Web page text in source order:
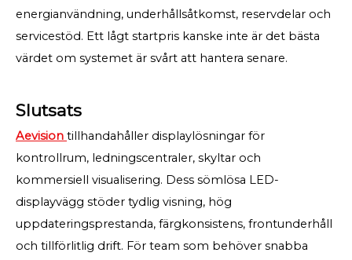
energianvändning, underhållsåtkomst, reservdelar och
servicestöd. Ett lågt startpris kanske inte är det bästa
värdet om systemet är svårt att hantera senare.
Slutsats
Aevision tillhandahåller displaylösningar för
kontrollrum, ledningscentraler, skyltar och
kommersiell visualisering. Dess sömlösa LED-
displayvägg stöder tydlig visning, hög
uppdateringsprestanda, färgkonsistens, frontunderhåll
och tillförlitlig drift. För team som behöver snabba